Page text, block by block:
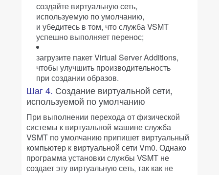
создайте виртуальную сеть,
используемую по умолчанию,
и убедитесь в том, что служба VSMT
успешно выполняет перенос;
загрузите пакет Virtual Server Additions,
чтобы улучшить производительность
при создании образов.
Шаг 4. Создание виртуальной сети,
используемой по умолчанию
При выполнении перехода от физической
системы к виртуальной машине служба
VSMT по умолчанию припишет виртуальный
компьютер к виртуальной сети Vm0. Однако
программа установки службы VSMT не
создает эту виртуальную сеть, так как не